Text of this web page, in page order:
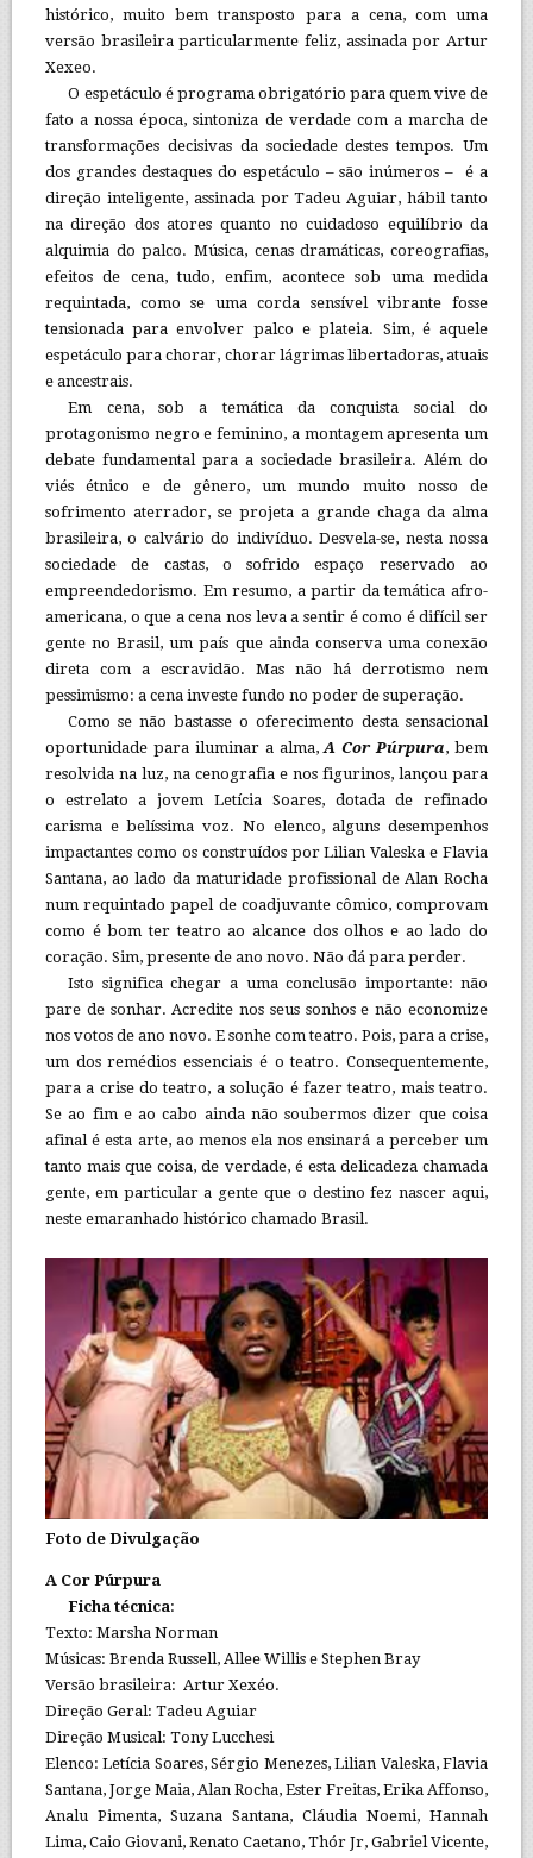
histórico, muito bem transposto para a cena, com uma
versão brasileira particularmente feliz, assinada por Artur
Xexeo.
O espetáculo é programa obrigatório para quem vive de
fato a nossa época, sintoniza de verdade com a marcha de
transformações decisivas da sociedade destes tempos. Um
dos grandes destaques do espetáculo – são inúmeros – é a
direção inteligente, assinada por Tadeu Aguiar, hábil tanto
na direção dos atores quanto no cuidadoso equilíbrio da
alquimia do palco. Música, cenas dramáticas, coreografias,
efeitos de cena, tudo, enfim, acontece sob uma medida
requintada, como se uma corda sensível vibrante fosse
tensionada para envolver palco e plateia. Sim, é aquele
espetáculo para chorar, chorar lágrimas libertadoras, atuais
e ancestrais.
Em cena, sob a temática da conquista social do
protagonismo negro e feminino, a montagem apresenta um
debate fundamental para a sociedade brasileira. Além do
viés étnico e de gênero, um mundo muito nosso de
sofrimento aterrador, se projeta a grande chaga da alma
brasileira, o calvário do indivíduo. Desvela-se, nesta nossa
sociedade de castas, o sofrido espaço reservado ao
empreendedorismo. Em resumo, a partir da temática afro-
americana, o que a cena nos leva a sentir é como é difícil ser
gente no Brasil, um país que ainda conserva uma conexão
direta com a escravidão. Mas não há derrotismo nem
pessimismo: a cena investe fundo no poder de superação.
Como se não bastasse o oferecimento desta sensacional
oportunidade para iluminar a alma,A Cor Púrpura, bem
resolvida na luz, na cenografia e nos figurinos, lançou para
o estrelato a jovem Letícia Soares, dotada de refinado
carisma e belíssima voz. No elenco, alguns desempenhos
impactantes como os construídos por Lilian Valeska e Flavia
Santana, ao lado da maturidade profissional de Alan Rocha
num requintado papel de coadjuvante cômico, comprovam
como é bom ter teatro ao alcance dos olhos e ao lado do
coração. Sim, presente de ano novo. Não dá para perder.
Isto significa chegar a uma conclusão importante: não
pare de sonhar. Acredite nos seus sonhos e não economize
nos votos de ano novo. E sonhe com teatro. Pois, para a crise,
um dos remédios essenciais é o teatro. Consequentemente,
para a crise do teatro, a solução é fazer teatro, mais teatro.
Se ao fim e ao cabo ainda não soubermos dizer que coisa
afinal é esta arte, ao menos ela nos ensinará a perceber um
tanto mais que coisa, de verdade, é esta delicadeza chamada
gente, em particular a gente que o destino fez nascer aqui,
neste emaranhado histórico chamado Brasil.
Foto de Divulgação
A Cor Púrpura
Ficha técnica:
Texto: Marsha Norman
Músicas: Brenda Russell, Allee Willis e Stephen Bray
Versão brasileira: Artur Xexéo.
Direção Geral: Tadeu Aguiar
Direção Musical: Tony Lucchesi
Elenco: Letícia Soares, Sérgio Menezes, Lilian Valeska, Flavia
Santana, Jorge Maia, Alan Rocha, Ester Freitas, Erika Affonso,
Analu Pimenta, Suzana Santana, Cláudia Noemi, Hannah
Lima, Caio Giovani, Renato Caetano, Thór Jr, Gabriel Vicente,